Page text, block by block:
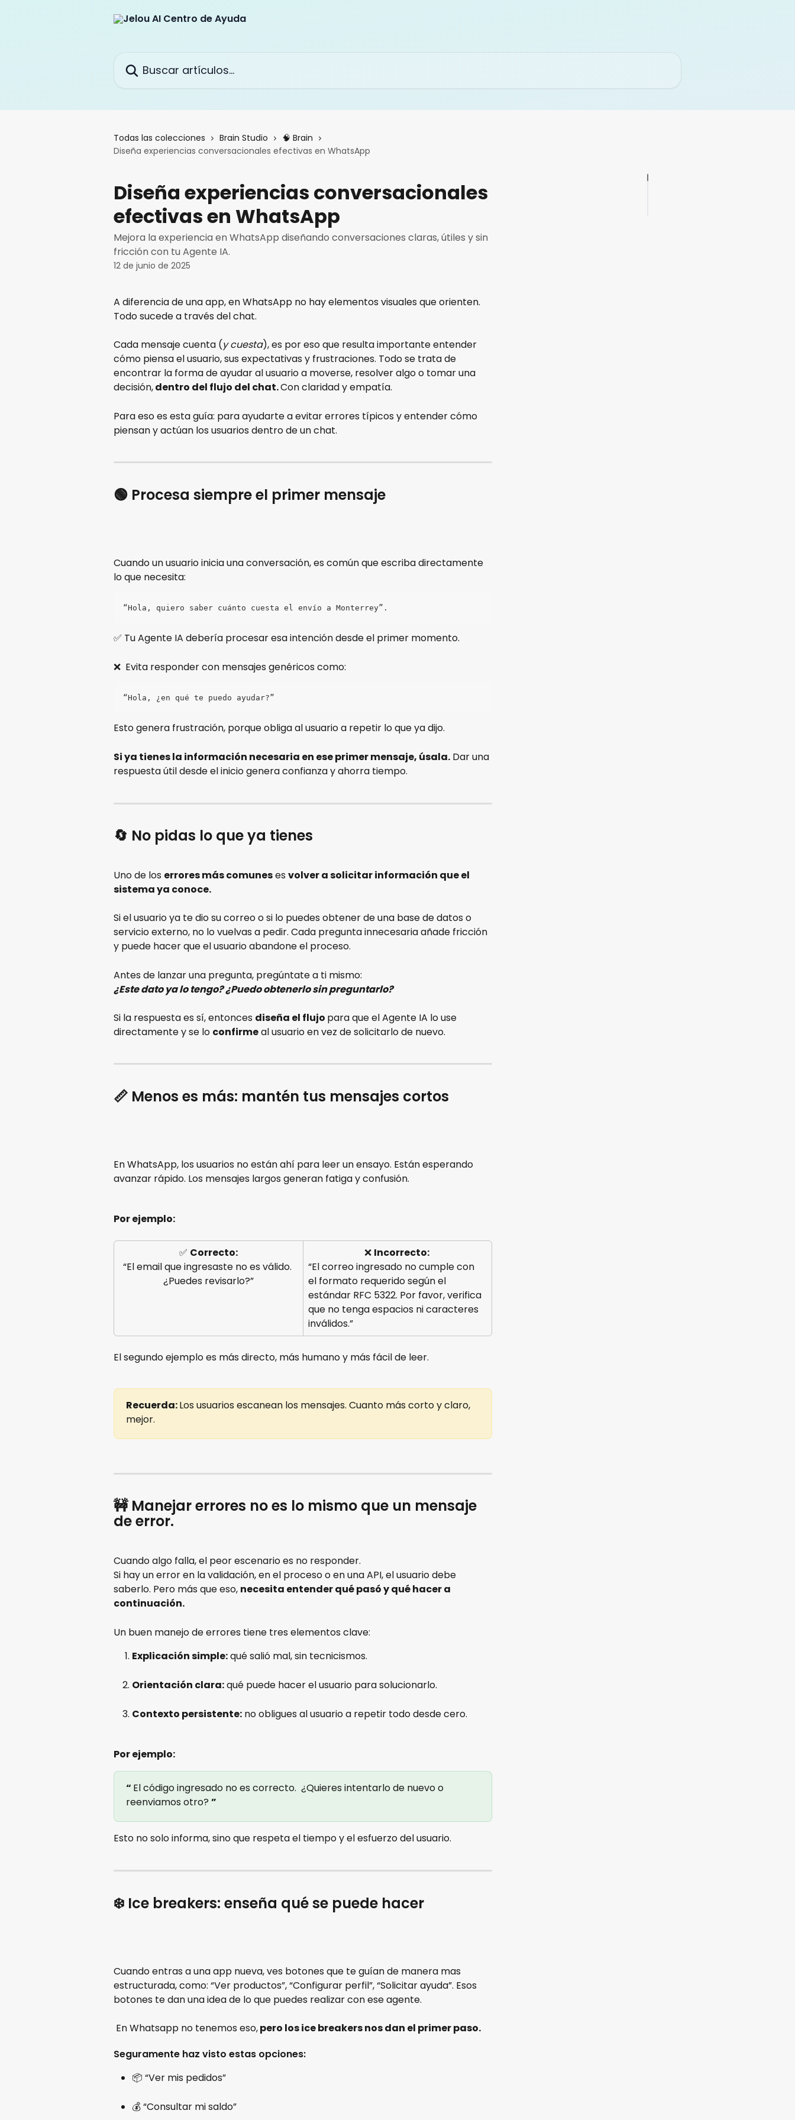
Todas las colecciones Brain Studio
🧠 Brain
Diseña experiencias conversacionales efectivas en WhatsApp
Diseña experiencias conversacionales
efectivas en WhatsApp
Mejora la experiencia en WhatsApp diseñando conversaciones claras, útiles y sin
fricción con tu Agente IA.
12 de junio de 2025
A diferencia de una app, en WhatsApp no hay elementos visuales que orienten.
Todo sucede a través del chat.
Cada mensaje cuenta (y cuesta), es por eso que resulta importante entender
cómo piensa el usuario, sus expectativas y frustraciones. Todo se trata de
encontrar la forma de ayudar al usuario a moverse, resolver algo o tomar una
decisión, dentro del flujo del chat. Con claridad y empatía.
Para eso es esta guía: para ayudarte a evitar errores típicos y entender cómo
piensan y actúan los usuarios dentro de un chat.
🟢 Procesa siempre el primer mensaje
Cuando un usuario inicia una conversación, es común que escriba directamente
lo que necesita:
“Hola, quiero saber cuánto cuesta el envío a Monterrey”.
✅ Tu Agente IA debería procesar esa intención desde el primer momento.
❌  Evita responder con mensajes genéricos como:
“Hola, ¿en qué te puedo ayudar?”
Esto genera frustración, porque obliga al usuario a repetir lo que ya dijo.
Si ya tienes la información necesaria en ese primer mensaje, úsala. Dar una
respuesta útil desde el inicio genera confianza y ahorra tiempo.
🔄 No pidas lo que ya tienes
Uno de los errores más comunes es volver a solicitar información que el
sistema ya conoce.
Si el usuario ya te dio su correo o si lo puedes obtener de una base de datos o
servicio externo, no lo vuelvas a pedir. Cada pregunta innecesaria añade fricción
y puede hacer que el usuario abandone el proceso.
Antes de lanzar una pregunta, pregúntate a ti mismo:
¿Este dato ya lo tengo? ¿Puedo obtenerlo sin preguntarlo?
Si la respuesta es sí, entonces diseña el flujo para que el Agente IA lo use
directamente y se lo confirme al usuario en vez de solicitarlo de nuevo.
📏 Menos es más: mantén tus mensajes cortos
En WhatsApp, los usuarios no están ahí para leer un ensayo. Están esperando
avanzar rápido. Los mensajes largos generan fatiga y confusión.
Por ejemplo:
✅ Correcto:
“El email que ingresaste no es válido.
¿Puedes revisarlo?”
❌ Incorrecto:
“El correo ingresado no cumple con
el formato requerido según el
estándar RFC 5322. Por favor, verifica
que no tenga espacios ni caracteres
inválidos.”
El segundo ejemplo es más directo, más humano y más fácil de leer.
Recuerda: Los usuarios escanean los mensajes. Cuanto más corto y claro,
mejor.
🚧 Manejar errores no es lo mismo que un mensaje
de error.
Cuando algo falla, el peor escenario es no responder.
Si hay un error en la validación, en el proceso o en una API, el usuario debe
saberlo. Pero más que eso, necesita entender qué pasó y qué hacer a
continuación.
Un buen manejo de errores tiene tres elementos clave:
Explicación simple: qué salió mal, sin tecnicismos.
Orientación clara: qué puede hacer el usuario para solucionarlo.
Contexto persistente: no obligues al usuario a repetir todo desde cero.
Por ejemplo:
“ El código ingresado no es correcto.  ¿Quieres intentarlo de nuevo o
reenviamos otro? ”
Esto no solo informa, sino que respeta el tiempo y el esfuerzo del usuario.
❄️ Ice breakers: enseña qué se puede hacer
Cuando entras a una app nueva, ves botones que te guían de manera mas
estructurada, como: “Ver productos”, “Configurar perfil”, “Solicitar ayuda”. Esos
botones te dan una idea de lo que puedes realizar con ese agente.
En Whatsapp no tenemos eso, pero los ice breakers nos dan el primer paso.
Seguramente haz visto estas opciones:
📦 “Ver mis pedidos”
💰 “Consultar mi saldo”